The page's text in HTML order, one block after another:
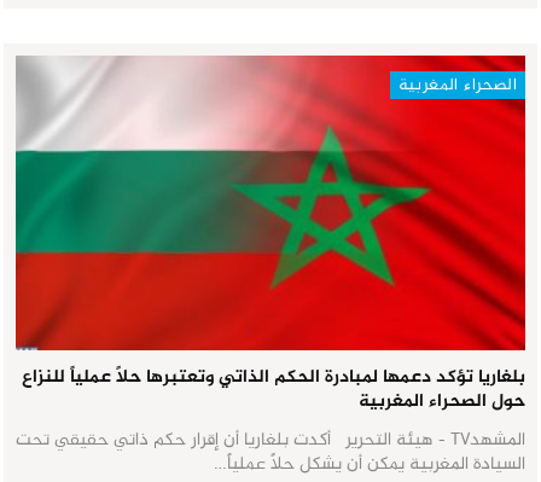
الصحراء المغربية
بلغاريا تؤكد دعمها لمبادرة الحكم الذاتي وتعتبرها حلاً عملياً للنزاع
حول الصحراء المغربية
المشهدTV - هيئة التحرير أكدت بلغاريا أن إقرار حكم ذاتي حقيقي تحت
السيادة المغربية يمكن أن يشكل حلاً عملياً…